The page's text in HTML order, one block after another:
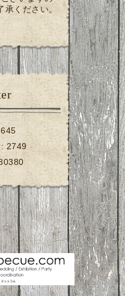
ください。
645
2749